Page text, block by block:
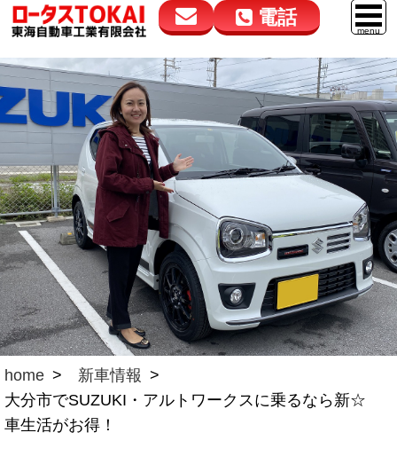
電話
花高松本店
050-5264-4432
9:00～18:00
大在店
050-5264-4433
9:00～18:00
マイカーリース
車販売
スマイル車検
鈑金・塗装
点検・整備
自動車保険
ロードサービス
レンタカー
会社案内
home
新車情報
大分市でSUZUKI・アルトワークスに乗るなら新☆
車生活がお得！